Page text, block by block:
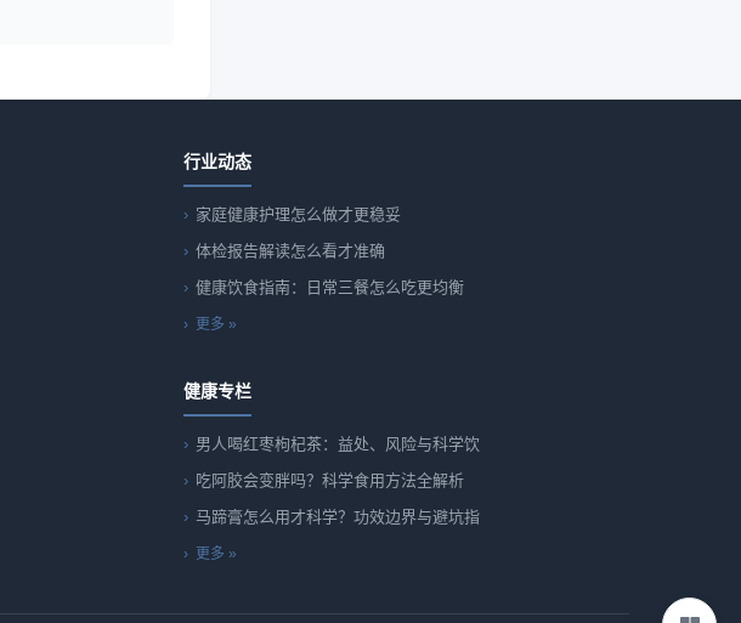
行业动态
家庭健康护理怎么做才更稳妥
体检报告解读怎么看才准确
健康饮食指南：日常三餐怎么吃更均衡
更多 »
健康专栏
男人喝红枣枸杞茶：益处、风险与科学饮
吃阿胶会变胖吗？科学食用方法全解析
马蹄膏怎么用才科学？功效边界与避坑指
更多 »